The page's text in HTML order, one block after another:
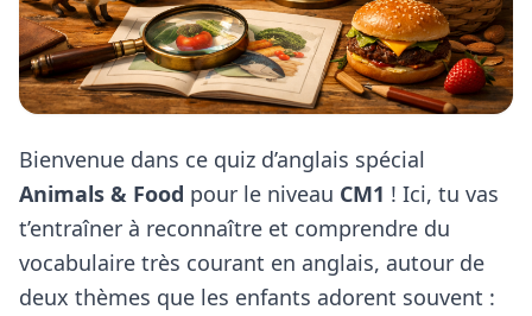
Bienvenue dans ce quiz d’anglais spécial
Animals & Food pour le niveau CM1 ! Ici, tu vas
t’entraîner à reconnaître et comprendre du
vocabulaire très courant en anglais, autour de
deux thèmes que les enfants adorent souvent :